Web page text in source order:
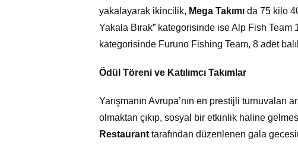
yakalayarak ikincilik, Mega Takımı da 75 kilo
Yakala Bırak” kategorisinde ise Alp Fish Team
kategorisinde Furuno Fishing Team, 8 adet
Ödül Töreni ve Katılımcı Takımlar
Yarışmanın Avrupa’nın en prestijli turnuvaları
olmaktan çıkıp, sosyal bir etkinlik haline
Restaurant tarafından düzenlenen gala